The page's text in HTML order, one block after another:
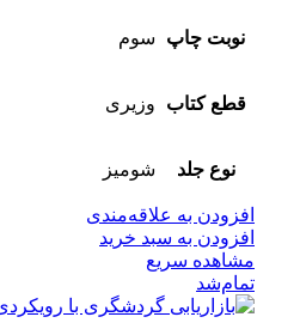
نوبت چاپ سوم
قطع کتاب وزیری
نوع جلد شومیز
افزودن به علاقه‌مندی
افزودن به سبد خرید
مشاهده سریع
تمام‌شد